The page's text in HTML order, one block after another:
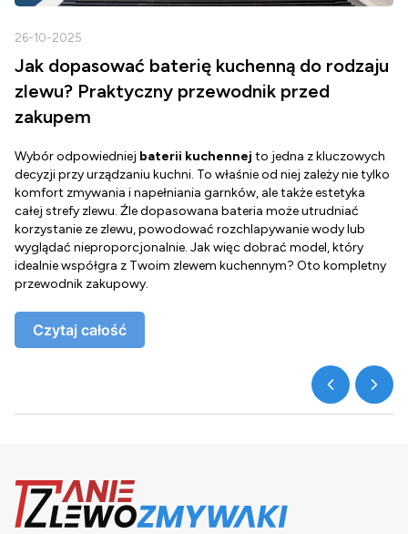
26-10-2025
Jak dopasować baterię kuchenną do rodzaju
zlewu? Praktyczny przewodnik przed
zakupem
Wybór odpowiedniej baterii kuchennej to jedna z kluczowych
decyzji przy urządzaniu kuchni. To właśnie od niej zależy nie tylko
komfort zmywania i napełniania garnków, ale także estetyka
całej strefy zlewu. Źle dopasowana bateria może utrudniać
korzystanie ze zlewu, powodować rozchlapywanie wody lub
wyglądać nieproporcjonalnie. Jak więc dobrać model, który
idealnie współgra z Twoim zlewem kuchennym? Oto kompletny
przewodnik zakupowy.
Czytaj całość